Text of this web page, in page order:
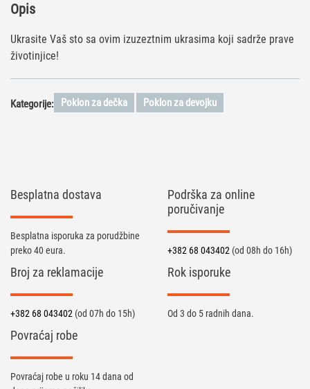
Mali
Opis
Ukrasite Vaš sto sa ovim izuzeztnim ukrasima koji sadrže prave
životinjice!
Kategorije: Poklon za dečka Poklon za devojku
Besplatna dostava
Besplatna isporuka za porudžbine
preko 40 eura.
Podrška za online
poručivanje
+382 68 043402 (od 08h do 16h)
Broj za reklamacije
+382 68 043402 (od 07h do 15h)
Rok isporuke
Od 3 do 5 radnih dana.
Povraćaj robe
Povraćaj robe u roku 14 dana od